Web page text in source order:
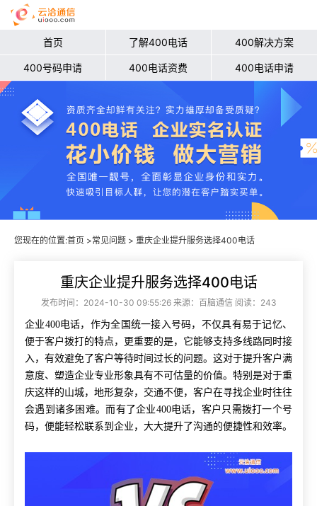
首页 了解400电话 400解决方案
400号码申请 400电话资费 400电话申请
您现在的位置:首页 >常见问题 > 重庆企业提升服务选择400电话
重庆企业提升服务选择400电话
发布时间：2024-10-30 09:55:26 来源：百脑通信 阅读：243
企业400电话，作为全国统一接入号码，不仅具有易于记忆、
便于客户拨打的特点，更重要的是，它能够支持多线路同时接
入，有效避免了客户等待时间过长的问题。这对于提升客户满
意度、塑造企业专业形象具有不可估量的价值。特别是对于重
庆这样的山城，地形复杂，交通不便，客户在寻找企业时往往
会遇到诸多困难。而有了企业400电话，客户只需拨打一个号
码，便能轻松联系到企业，大大提升了沟通的便捷性和效率。